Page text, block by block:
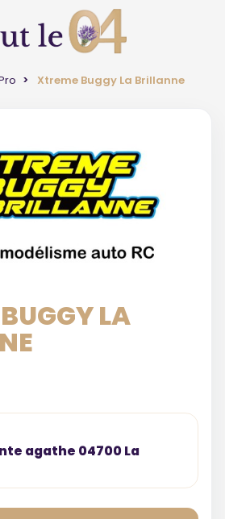
Xtreme Buggy La Brillanne
LA
agathe 04700 La